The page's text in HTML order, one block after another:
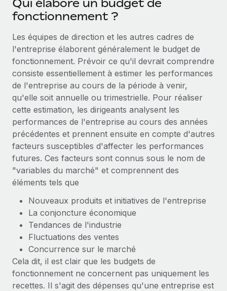
Qui élabore un budget de
fonctionnement ?
Les équipes de direction et les autres cadres de
l'entreprise élaborent généralement le budget de
fonctionnement. Prévoir ce qu'il devrait comprendre
consiste essentiellement à estimer les performances
de l'entreprise au cours de la période à venir,
qu'elle soit annuelle ou trimestrielle. Pour réaliser
cette estimation, les dirigeants analysent les
performances de l'entreprise au cours des années
précédentes et prennent ensuite en compte d'autres
facteurs susceptibles d'affecter les performances
futures. Ces facteurs sont connus sous le nom de
"variables du marché" et comprennent des
éléments tels que
Nouveaux produits et initiatives de l'entreprise
La conjoncture économique
Tendances de l'industrie
Fluctuations des ventes
Concurrence sur le marché
Cela dit, il est clair que les budgets de
fonctionnement ne concernent pas uniquement les
recettes. Il s'agit des dépenses qu'une entreprise est